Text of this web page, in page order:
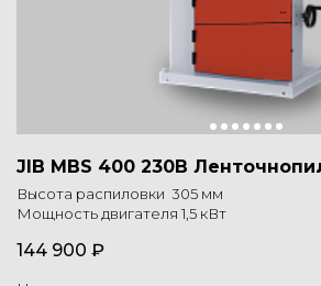
JIB MBS 400 230В
Высота распиловки 305 мм
Мощность двигателя 1,5 кВт
144 900 ₽